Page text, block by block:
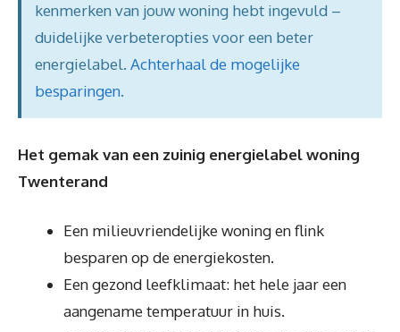
kenmerken van jouw woning hebt ingevuld –
duidelijke verbeteropties voor een beter
energielabel. Achterhaal de mogelijke
besparingen.
Het gemak van een zuinig energielabel woning
Twenterand
Een milieuvriendelijke woning en flink
besparen op de energiekosten.
Een gezond leefklimaat: het hele jaar een
aangename temperatuur in huis.